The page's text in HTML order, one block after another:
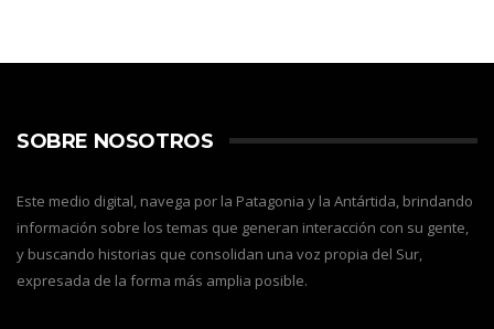
SOBRE NOSOTROS
Este medio digital, navega por la Patagonia y la Antártida, brindando
información sobre los temas que generan interacción con su gente,
y buscando historias que consolidan una voz propia del Sur,
expresada de la forma más amplia posible.